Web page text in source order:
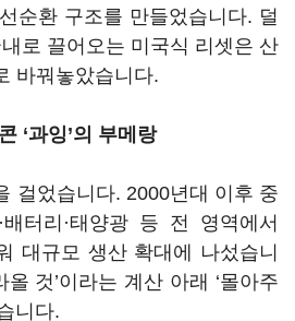
순환 구조를 만들었습니다. 덜
로 끌어오는 미국식 리셋은 산
바꿔놓았습니다.
‘과잉’의 부메랑
걸었습니다. 2000년대 이후 중
배터리·태양광 등 전 영역에서
대규모 생산 확대에 나섰습니
올 것’이라는 계산 아래 ‘몰아주
니다.